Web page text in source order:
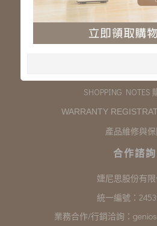
服務時間：星期一至星期五
例假日休假
購物說明
SHOPPING NOTES
WARRANTY
產品維修與
合作諮詢
婕尼思股份有
統一編號：
業務合作/行銷洽詢：